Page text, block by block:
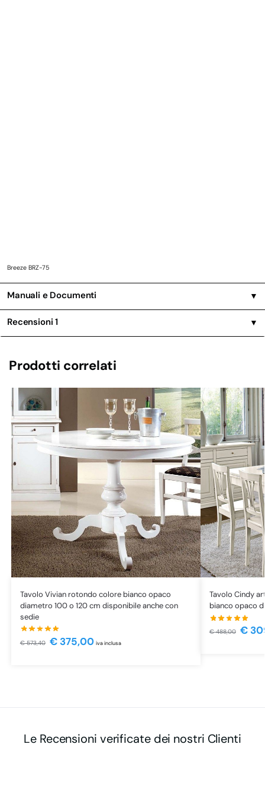
Breeze BRZ-75
Manuali e Documenti ▼
Recensioni1 ▼
Prodotti correlati
Tavolo Vivian rotondo colore bianco opaco
diametro 100 o 120 cm disponibile anche con
sedie
€573,40 €375,00 iva inclusa
Tavolo Cindy
bianco opaco
€488,00 €
Le Recensioni verificate dei nostri Clienti